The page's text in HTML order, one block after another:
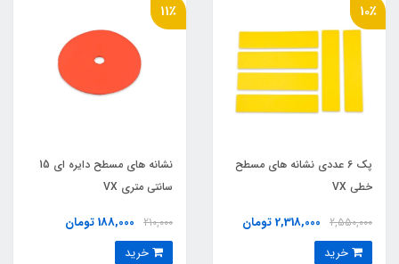
10٪
پک 6 عددي نشانه هاي مسطح
خطي VX
2,550,000 2,318,000 تومان
11٪
نشانه هاي مسطح دايره اي 15
سانتي متري VX
210,000 188,000 تومان